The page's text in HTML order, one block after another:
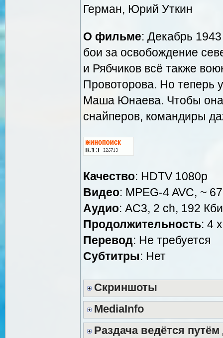
Герман, Юрий Уткин
О фильме: Декабрь
бои за освобождение
и Рябчиков всё также
Провоторова. Но теперь
Маша Юнаева. Чтобы она
снайперов, командиры
Качество: HDTV 1080p
Видео: MPEG-4 AVC, ~
Аудио: AC3, 2 ch, 192
Продолжительность: 4
Перевод: Не требуется
Cубтитры: Нет
Скриншоты
MediaInfo
Раздача ведётся